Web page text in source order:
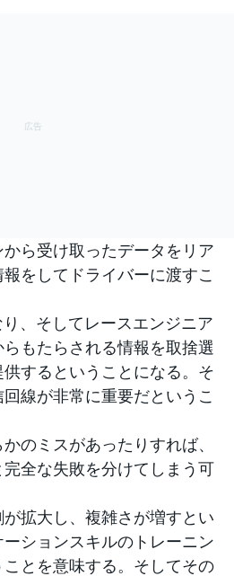
から受け取ったデータをリア
をしてドライバーに渡すこ
、そしてレースエンジニア
もたらされる情報を取捨選
するということになる。そ
線が非常に重要だというこ
のミスがあったりすれば、
全な失敗を分けてしまう可
拡大し、複雑さが増すとい
ションスキルのトレーニン
とを意味する。そしてその